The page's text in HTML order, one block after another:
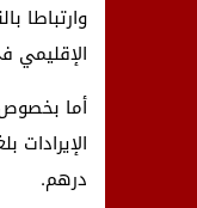
وارتباطا
الإقليمي
درهم.